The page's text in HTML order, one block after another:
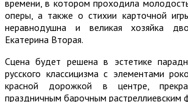
времени, в котором проходила
оперы, а также о стихии карточной
неравнодушна и великая хозяйка
Екатерина Вторая.
Сцена будет решена в эстетике
русского классицизма с элементами
красной дорожкой в центре,
праздничным барочным растреллиевским